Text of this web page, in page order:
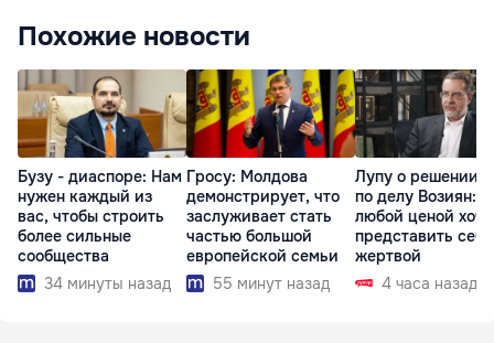
Похожие новости
Бузу - диаспоре: Нам
нужен каждый из
вас, чтобы строить
более сильные
сообщества
34 минуты назад
Гросу: Молдова
демонстрирует, что
заслуживает стать
частью большой
европейской семьи
55 минут назад
Лупу о решении
по делу Возиян:
любой ценой
представить себя
жертвой
4 часа назад